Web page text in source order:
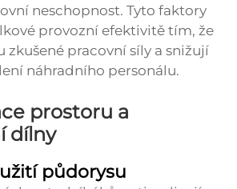
neschopnost. Tyto faktory
provozní efektivitě tím, že
pracovní síly a snižují
náhradního personálu.
prostoru a
dílny
půdorysu